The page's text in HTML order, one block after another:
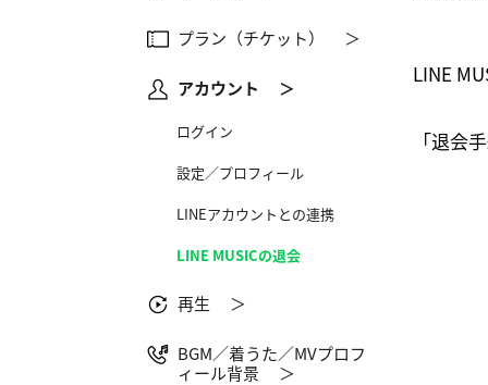
プラン（チケット） ＞
アカウント ＞
ログイン
設定／プロフィール
LINEアカウントとの連携
LINE MUSICの退会
再生 ＞
BGM／着うた／MVプロフ
ィール背景 ＞
LINE
「退会